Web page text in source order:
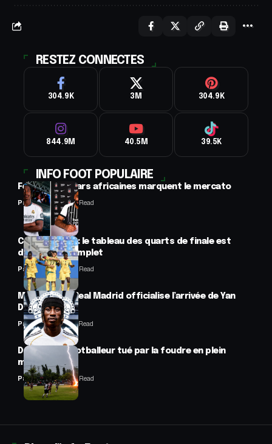
RESTEZ CONNECTES
304.9K 3M 304.9K
844.9M 40.5M 39.5K
INFO FOOT POPULAIRE
Football : 2 stars africaines marquent le mercato
Panafrofoot2 Min Read
CAN féminine : le tableau des quarts de finale est
désormais complet
Panafrofoot2 Min Read
Mercato : Le Real Madrid officialise l’arrivée de Yan
Diomandé
Panafrofoot1 Min Read
Drame : un footballeur tué par la foudre en plein
match
Panafrofoot2 Min Read